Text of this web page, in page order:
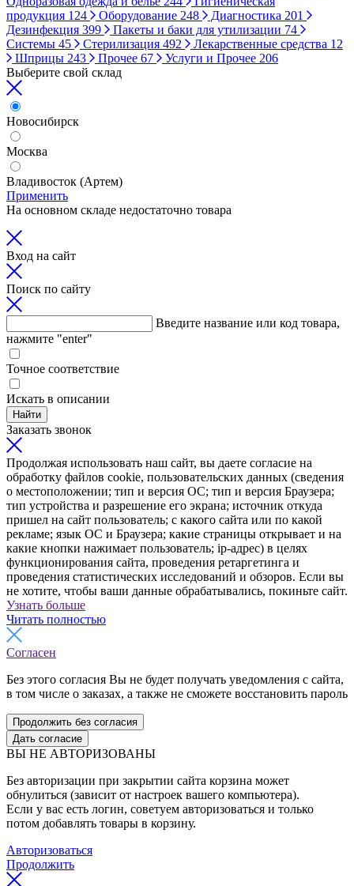
продукция 124 Оборудование 248 Диагностика 201
Дезинфекция 399 Пакеты и баки для утилизации 74
Системы 45 Стерилизация 492 Лекарственные средства 12
Шприцы 243 Прочее 67 Услуги и Прочее 206
Выберите свой склад
Новосибирск
Москва
Владивосток (Артем)
Применить
На основном складе недостаточно товара
Вход на сайт
Поиск по сайту
Введите название или код товара,
нажмите "enter"
Точное соответствие
Искать в описании
Найти
Заказать звонок
Продолжая использовать наш сайт, вы даете согласие на
обработку файлов cookie, пользовательских данных (сведения
о местоположении; тип и версия ОС; тип и версия Браузера;
тип устройства и разрешение его экрана; источник откуда
пришел на сайт пользователь; с какого сайта или по какой
рекламе; язык ОС и Браузера; какие страницы открывает и на
какие кнопки нажимает пользователь; ip-адрес) в целях
функционирования сайта, проведения ретаргетинга и
проведения статистических исследований и обзоров. Если вы
не хотите, чтобы ваши данные обрабатывались, покиньте сайт.
Узнать больше
Читать полностью
Согласен
Без этого согласия Вы не будет получать уведомления с сайта,
в том числе о заказах, а также не сможете восстановить пароль
Продолжить без согласия
Дать согласие
ВЫ НЕ АВТОРИЗОВАНЫ
Без авторизации при закрытии сайта корзина может
обнулиться (зависит от настроек вашего компьютера).
Если у вас есть логин, советуем авторизоваться и только
потом добавлять товары в корзину.
Авторизоваться
Продолжить